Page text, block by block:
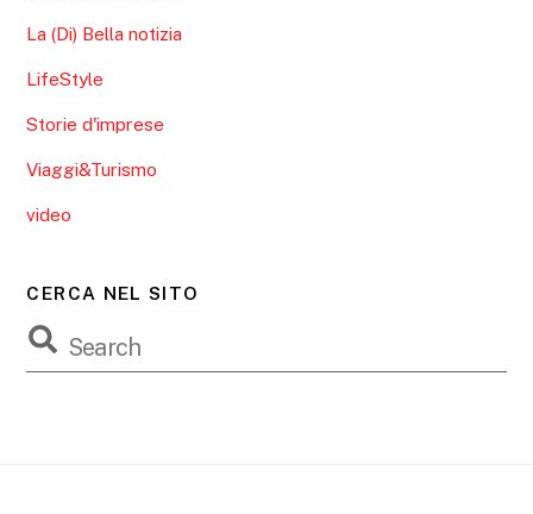
La (Di) Bella notizia
LifeStyle
Storie d'imprese
Viaggi&Turismo
video
CERCA NEL SITO